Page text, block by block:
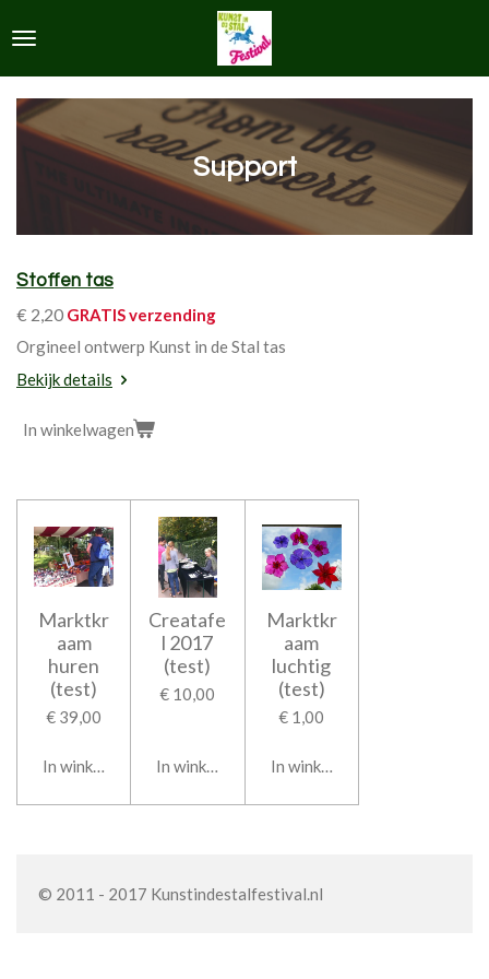
direct
hoofdinhoud
Support
Stoffen tas
€ 2,20 GRATIS verzending
Orgineel ontwerp Kunst in de Stal tas
Bekijk details
In winkelwagen
Marktkr
aam
huren
(test)
€ 39,00
In winkelwagen
Creatafe
l 2017
(test)
€ 10,00
In winkelwagen
Marktkr
aam
luchtig
(test)
€ 1,00
In winkelwagen
© 2011 - 2017 Kunstindestalfestival.nl